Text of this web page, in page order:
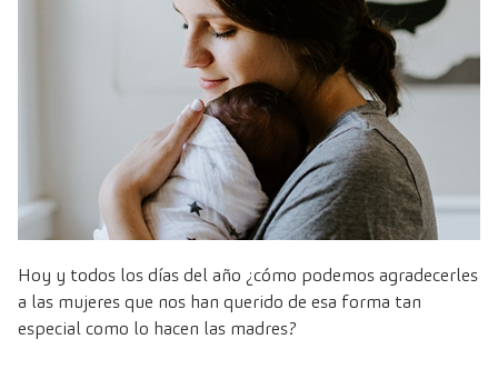
Hoy y todos los días del año ¿cómo podemos agradecerles
a las mujeres que nos han querido de esa forma tan
especial como lo hacen las madres?